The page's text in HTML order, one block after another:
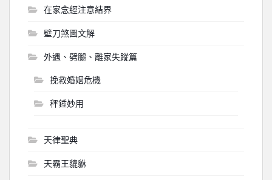
在家念經注意結界
壁刀煞圖文解
外遇、劈腿、離家失蹤篇
挽救婚姻危機
秤錘妙用
天律聖典
天霸王貔貅